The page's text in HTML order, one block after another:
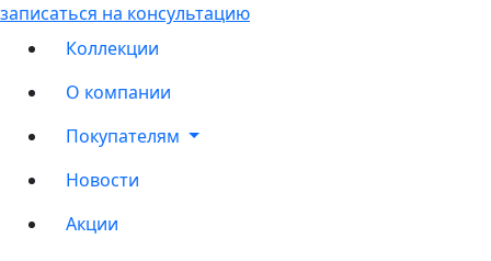
записаться на консультацию
Коллекции
О компании
Покупателям
Новости
Акции